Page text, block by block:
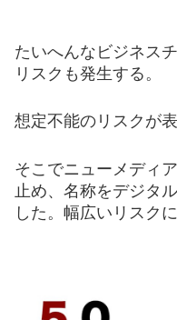
たいへんなビジネスチ
リスクも発生する。
想定不能のリスクが
そこでニューメディ
止め、名称をデジタ
した。幅広いリスク